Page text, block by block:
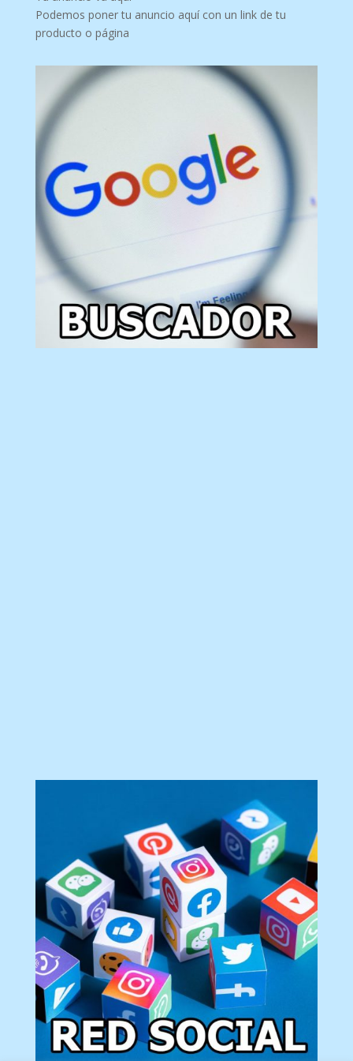
Podemos poner tu anuncio aquí con un link de tu
producto o página